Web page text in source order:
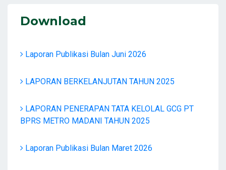
Download
Laporan Publikasi Bulan Juni 2026
LAPORAN BERKELANJUTAN TAHUN 2025
LAPORAN PENERAPAN TATA KELOLAL GCG PT
BPRS METRO MADANI TAHUN 2025
Laporan Publikasi Bulan Maret 2026